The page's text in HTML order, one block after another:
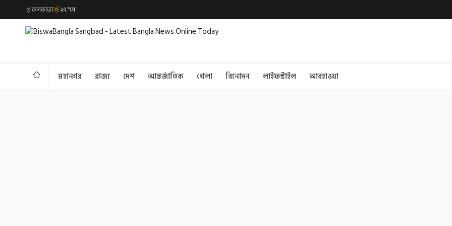
কলকাতা ২৭°সে
মহানগর রাজ্য দেশ আন্তর্জাতিক খেলা বিনোদন লাইফস্টাইল আবহাওয়া